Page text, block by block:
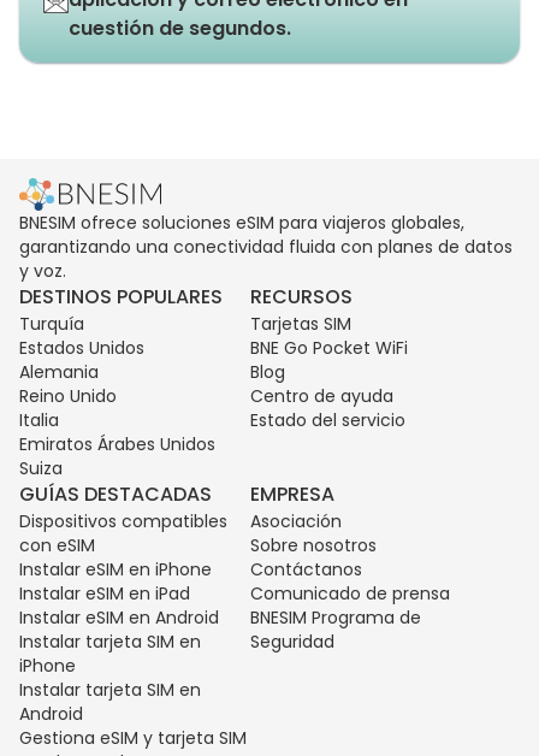
cuestión de segundos.
BNESIM ofrece soluciones eSIM para viajeros globales,
garantizando una conectividad fluida con planes de datos
y voz.
DESTINOS POPULARES
Turquía
Estados Unidos
Alemania
Reino Unido
Italia
Emiratos Árabes Unidos
Suiza
RECURSOS
Tarjetas SIM
BNE Go Pocket WiFi
Blog
Centro de ayuda
Estado del servicio
GUÍAS DESTACADAS
Dispositivos compatibles
con eSIM
Instalar eSIM en iPhone
Instalar eSIM en iPad
Instalar eSIM en Android
Instalar tarjeta SIM en
iPhone
Instalar tarjeta SIM en
Android
Gestiona eSIM y tarjeta SIM
EMPRESA
Asociación
Sobre nosotros
Contáctanos
Comunicado de prensa
BNESIM Programa de
Seguridad